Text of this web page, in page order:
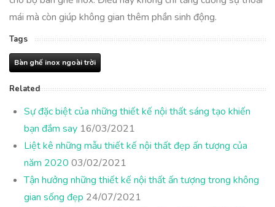
mái mà còn giúp không gian thêm phần sinh động.
Tags
Bàn ghế inox ngoài trời
Related
Sự đặc biệt của những thiết kế nội thất sáng tạo khiến
bạn đắm say 16/03/2021
Liệt kê những mẫu thiết kế nội thất đẹp ấn tượng của
năm 2020 03/02/2021
Tận hưởng những thiết kế nội thất ấn tượng trong không
gian sống đẹp 24/07/2021